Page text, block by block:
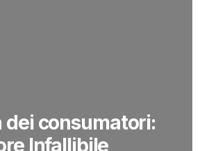
dei consumatori:
Infallibile